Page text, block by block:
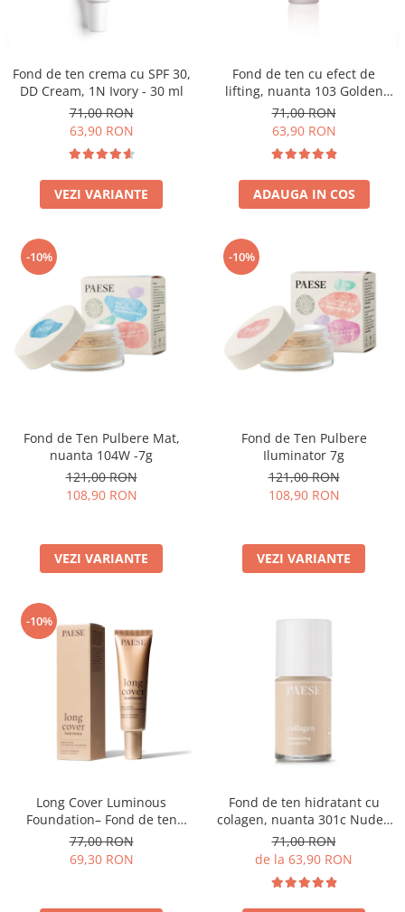
Fond de ten crema cu SPF 30,
DD Cream, 1N Ivory - 30 ml
71,00 RON
63,90 RON
VEZI VARIANTE
Fond de ten cu efect de
lifting, nuanta 103 Golden
Beige - 30ml
71,00 RON
63,90 RON
ADAUGA IN COS
-10%
Fond de Ten Pulbere Mat,
nuanta 104W -7g
121,00 RON
108,90 RON
VEZI VARIANTE
-10%
Fond de Ten Pulbere
Iluminator 7g
121,00 RON
108,90 RON
VEZI VARIANTE
-10%
Long Cover Luminous
Foundation– Fond de ten
luminos
77,00 RON
69,30 RON
Fond de ten hidratant cu
colagen, nuanta 301c Nude -
30ml
71,00 RON
de la 63,90 RON